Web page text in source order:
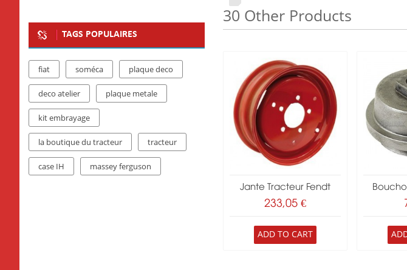
TAGS POPULAIRES
fiat soméca plaque deco
deco atelier plaque metale
kit embrayage
la boutique du tracteur tracteur
case IH massey ferguson
30 Other Products
Jante Tracteur Fendt
233,05 €
ADD TO CART